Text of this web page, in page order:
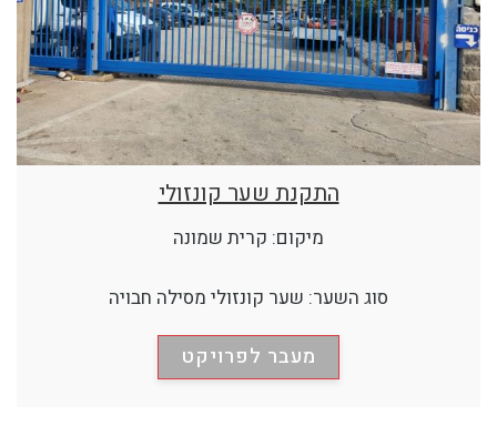
התקנת שער קונזולי
מיקום: קרית שמונה
סוג השער: שער קונזולי מסילה חבויה
מעבר לפרויקט